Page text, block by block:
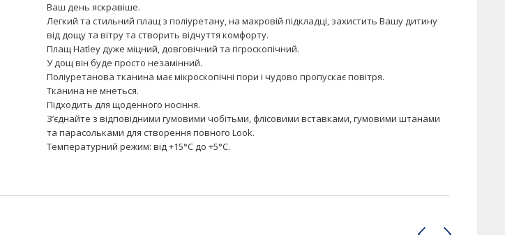
Ваш день яскравіше.
Легкий та стильний плащ з поліуретану, на махровій підкладці, захистить Вашу дитину
від дощу та вітру та створить відчуття комфорту.
Плащ Hatley дуже міцний, довговічний та гігроскопічний.
У дощ він буде просто незамінний.
Поліуретанова тканина має мікроскопічні пори і чудово пропускає повітря.
Тканина не мнеться.
Підходить для щоденного носіння.
З’єднайте з відповідними гумовими чобітьми, флісовими вставками, гумовими штанами
та парасольками для створення повного Look.
Температурний режим: від +15°C до +5°C.